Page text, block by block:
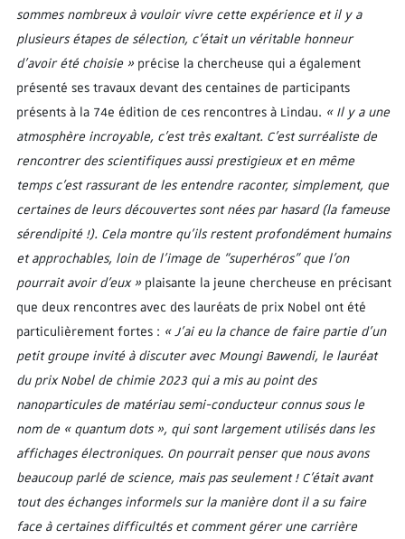
sommes nombreux à vouloir vivre cette expérience et il y a
plusieurs étapes de sélection, c’était un véritable honneur
d’avoir été choisie » précise la chercheuse qui a également
présenté ses travaux devant des centaines de participants
présents à la 74e édition de ces rencontres à Lindau. « Il y a une
atmosphère incroyable, c’est très exaltant. C’est surréaliste de
rencontrer des scientifiques aussi prestigieux et en même
temps c’est rassurant de les entendre raconter, simplement, que
certaines de leurs découvertes sont nées par hasard (la fameuse
sérendipité !). Cela montre qu’ils restent profondément humains
et approchables, loin de l’image de “superhéros” que l’on
pourrait avoir d’eux » plaisante la jeune chercheuse en précisant
que deux rencontres avec des lauréats de prix Nobel ont été
particulièrement fortes : « J’ai eu la chance de faire partie d’un
petit groupe invité à discuter avec Moungi Bawendi, le lauréat
du prix Nobel de chimie 2023 qui a mis au point des
nanoparticules de matériau semi-conducteur connus sous le
nom de « quantum dots », qui sont largement utilisés dans les
affichages électroniques. On pourrait penser que nous avons
beaucoup parlé de science, mais pas seulement ! C’était avant
tout des échanges informels sur la manière dont il a su faire
face à certaines difficultés et comment gérer une carrière